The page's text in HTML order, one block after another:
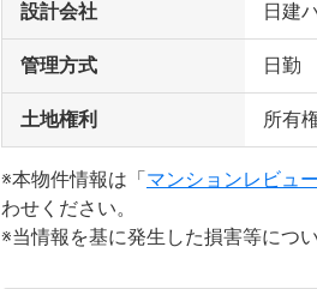
設計会社 日建
管理方式 日勤
土地権利 所有
※本物件情報は「 マンションレビュー
わせください。
※当情報を基に発生した損害等につ